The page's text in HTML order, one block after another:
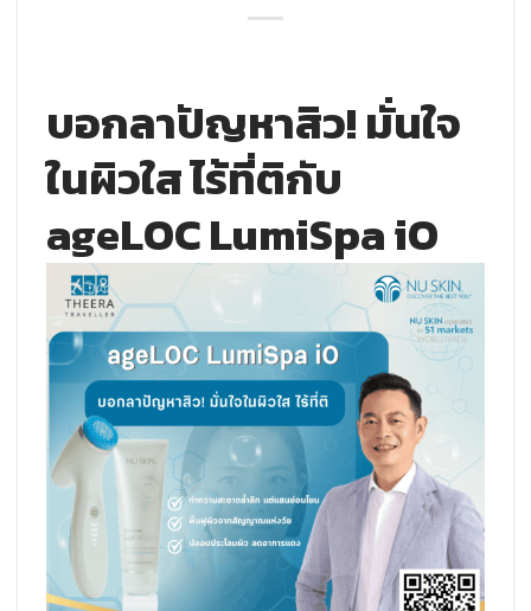
บอกลาปัญหาสิว! มั่นใจ
ในผิวใส ไร้ที่ติกับ
ageLOC LumiSpa iO